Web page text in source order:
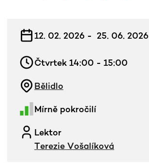
12. 02. 2026 - 25. 06. 2026
Čtvrtek 14:00 - 15:00
Bělidlo
Mírně pokročilí
Lektor
Terezie Vošalíková